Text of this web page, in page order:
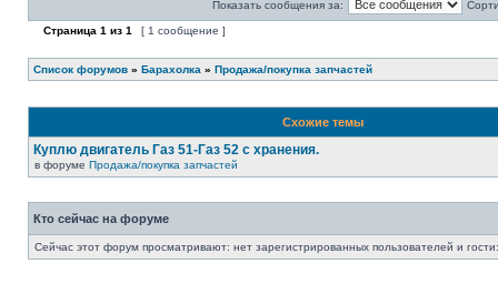
Показать сообщения за:
Страница 1 из 1 [ 1 сообщение ]
Список форумов » Барахолка » Продажа/покупка запчастей
Схожие темы
Куплю двигатель Газ 51-Газ 52 с хранения.
в форуме Продажа/покупка запчастей
Кто сейчас на форуме
Сейчас этот форум просматривают: нет зарегистрированных пользователей и